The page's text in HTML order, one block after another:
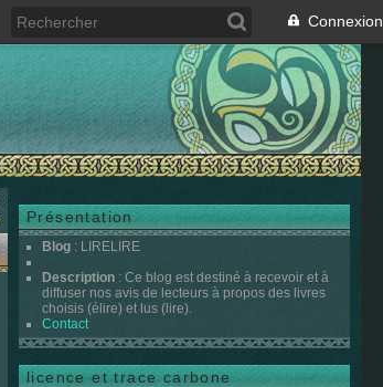
Connexion
Présentation
Blog : LIRELIRE
Description : Ce blog est destiné à recevoir et à
diffuser nos avis de lecteurs à propos des livres
choisis (élire) et lus (lire).
Contact
licence et trace carbone